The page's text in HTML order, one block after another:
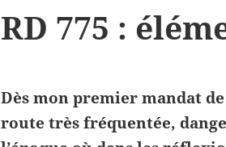
RD 775 :
Dès mon premier mandat
route très fréquentée,